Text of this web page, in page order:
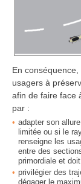
En conséquence,
usagers à
afin de faire face
par :
adapter son
limitée ou si le
renseigne les
entre des
primordiale et
privilégier des
dégager le